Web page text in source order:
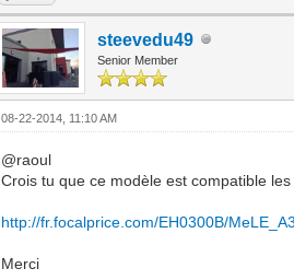
steevedu49
Senior Member
08-22-2014, 11:10 AM
@raoul
Crois tu que ce modèle est compatible
http://fr.focalprice.com/EH0300B/
Merci